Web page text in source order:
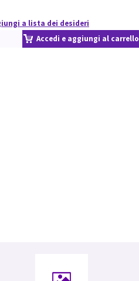
a lista dei desideri
Accedi e aggiungi al carrello